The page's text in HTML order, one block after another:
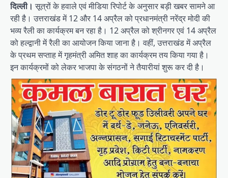
दिल्ली।सूत्रों के हवाले एवं मीडिया रिपोर्ट के अनुसार बड़ी खबर सामने आ
रही है। उत्तराखंड में 12 और 14 अप्रैल को प्रधानमंत्री नरेंद्र मोदी की
भव्य रैली का कार्यक्रम बन रहा है। 12 अप्रैल को श्रीनगर एवं 14 अप्रैल
को हल्द्वानी में रैली का आयोजन किया जाना है। वहीं, उत्तराखंड में अप्रैल
के प्रथम सप्ताह में गृहमंत्री अमित शाह का कार्यक्रम तय किया गया है।
इन कार्यक्रमों को लेकर भाजपा के संगठनों ने तैयारीयां शुरू कर दी है।